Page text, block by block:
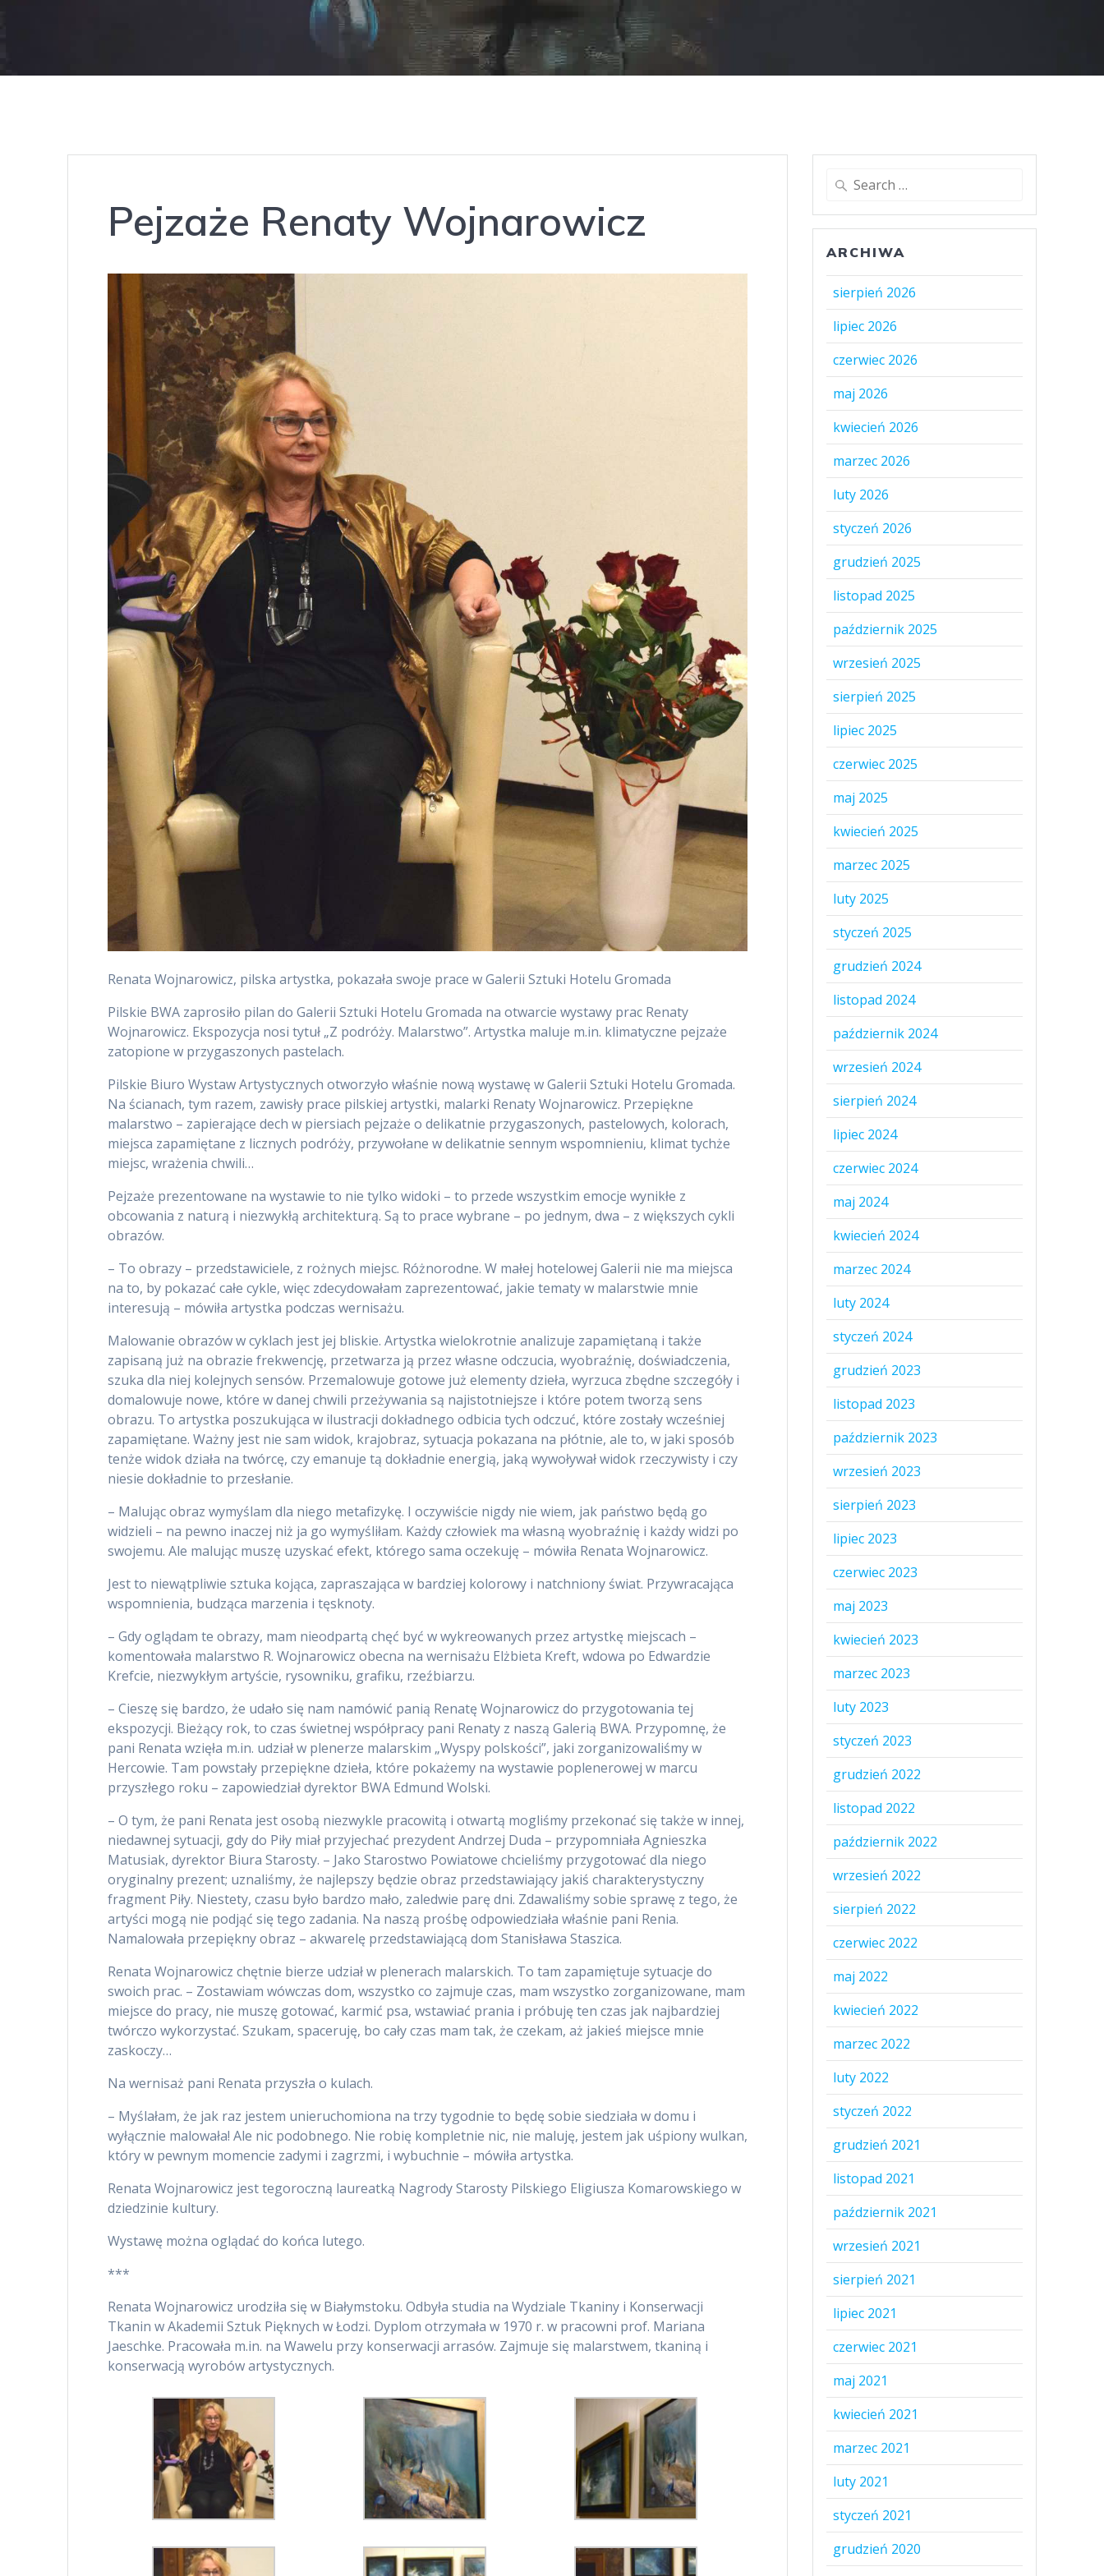
Pejzaże Renaty Wojnarowicz
Renata Wojnarowicz, pilska artystka, pokazała swoje prace w Galerii Sztuki Hotelu Gromada
Pilskie BWA zaprosiło pilan do Galerii Sztuki Hotelu Gromada na otwarcie wystawy prac Renaty
Wojnarowicz. Ekspozycja nosi tytuł „Z podróży. Malarstwo”. Artystka maluje m.in. klimatyczne pejzaże
zatopione w przygaszonych pastelach.
Pilskie Biuro Wystaw Artystycznych otworzyło właśnie nową wystawę w Galerii Sztuki Hotelu Gromada.
Na ścianach, tym razem, zawisły prace pilskiej artystki, malarki Renaty Wojnarowicz. Przepiękne
malarstwo – zapierające dech w piersiach pejzaże o delikatnie przygaszonych, pastelowych, kolorach,
miejsca zapamiętane z licznych podróży, przywołane w delikatnie sennym wspomnieniu, klimat tychże
miejsc, wrażenia chwili…
Pejzaże prezentowane na wystawie to nie tylko widoki – to przede wszystkim emocje wynikłe z
obcowania z naturą i niezwykłą architekturą. Są to prace wybrane – po jednym, dwa – z większych cykli
obrazów.
– To obrazy – przedstawiciele, z rożnych miejsc. Różnorodne. W małej hotelowej Galerii nie ma miejsca
na to, by pokazać całe cykle, więc zdecydowałam zaprezentować, jakie tematy w malarstwie mnie
interesują – mówiła artystka podczas wernisażu.
Malowanie obrazów w cyklach jest jej bliskie. Artystka wielokrotnie analizuje zapamiętaną i także
zapisaną już na obrazie frekwencję, przetwarza ją przez własne odczucia, wyobraźnię, doświadczenia,
szuka dla niej kolejnych sensów. Przemalowuje gotowe już elementy dzieła, wyrzuca zbędne szczegóły i
domalowuje nowe, które w danej chwili przeżywania są najistotniejsze i które potem tworzą sens
obrazu. To artystka poszukująca w ilustracji dokładnego odbicia tych odczuć, które zostały wcześniej
zapamiętane. Ważny jest nie sam widok, krajobraz, sytuacja pokazana na płótnie, ale to, w jaki sposób
tenże widok działa na twórcę, czy emanuje tą dokładnie energią, jaką wywoływał widok rzeczywisty i czy
niesie dokładnie to przesłanie.
– Malując obraz wymyślam dla niego metafizykę. I oczywiście nigdy nie wiem, jak państwo będą go
widzieli – na pewno inaczej niż ja go wymyśliłam. Każdy człowiek ma własną wyobraźnię i każdy widzi po
swojemu. Ale malując muszę uzyskać efekt, którego sama oczekuję – mówiła Renata Wojnarowicz.
Jest to niewątpliwie sztuka kojąca, zapraszająca w bardziej kolorowy i natchniony świat. Przywracająca
wspomnienia, budząca marzenia i tęsknoty.
– Gdy oglądam te obrazy, mam nieodpartą chęć być w wykreowanych przez artystkę miejscach –
komentowała malarstwo R. Wojnarowicz obecna na wernisażu Elżbieta Kreft, wdowa po Edwardzie
Krefcie, niezwykłym artyście, rysowniku, grafiku, rzeźbiarzu.
– Cieszę się bardzo, że udało się nam namówić panią Renatę Wojnarowicz do przygotowania tej
ekspozycji. Bieżący rok, to czas świetnej współpracy pani Renaty z naszą Galerią BWA. Przypomnę, że
pani Renata wzięła m.in. udział w plenerze malarskim „Wyspy polskości”, jaki zorganizowaliśmy w
Hercowie. Tam powstały przepiękne dzieła, które pokażemy na wystawie poplenerowej w marcu
przyszłego roku – zapowiedział dyrektor BWA Edmund Wolski.
– O tym, że pani Renata jest osobą niezwykle pracowitą i otwartą mogliśmy przekonać się także w innej,
niedawnej sytuacji, gdy do Piły miał przyjechać prezydent Andrzej Duda – przypomniała Agnieszka
Matusiak, dyrektor Biura Starosty. – Jako Starostwo Powiatowe chcieliśmy przygotować dla niego
oryginalny prezent; uznaliśmy, że najlepszy będzie obraz przedstawiający jakiś charakterystyczny
fragment Piły. Niestety, czasu było bardzo mało, zaledwie parę dni. Zdawaliśmy sobie sprawę z tego, że
artyści mogą nie podjąć się tego zadania. Na naszą prośbę odpowiedziała właśnie pani Renia.
Namalowała przepiękny obraz – akwarelę przedstawiającą dom Stanisława Staszica.
Renata Wojnarowicz chętnie bierze udział w plenerach malarskich. To tam zapamiętuje sytuacje do
swoich prac. – Zostawiam wówczas dom, wszystko co zajmuje czas, mam wszystko zorganizowane, mam
miejsce do pracy, nie muszę gotować, karmić psa, wstawiać prania i próbuję ten czas jak najbardziej
twórczo wykorzystać. Szukam, spaceruję, bo cały czas mam tak, że czekam, aż jakieś miejsce mnie
zaskoczy…
Na wernisaż pani Renata przyszła o kulach.
– Myślałam, że jak raz jestem unieruchomiona na trzy tygodnie to będę sobie siedziała w domu i
wyłącznie malowała! Ale nic podobnego. Nie robię kompletnie nic, nie maluję, jestem jak uśpiony wulkan,
który w pewnym momencie zadymi i zagrzmi, i wybuchnie – mówiła artystka.
Renata Wojnarowicz jest tegoroczną laureatką Nagrody Starosty Pilskiego Eligiusza Komarowskiego w
dziedzinie kultury.
Wystawę można oglądać do końca lutego.
***
Renata Wojnarowicz urodziła się w Białymstoku. Odbyła studia na Wydziale Tkaniny i Konserwacji
Tkanin w Akademii Sztuk Pięknych w Łodzi. Dyplom otrzymała w 1970 r. w pracowni prof. Mariana
Jaeschke. Pracowała m.in. na Wawelu przy konserwacji arrasów. Zajmuje się malarstwem, tkaniną i
konserwacją wyrobów artystycznych.
Search
ARCHIWA
sierpień 2026
lipiec 2026
czerwiec 2026
maj 2026
kwiecień 2026
marzec 2026
luty 2026
styczeń 2026
grudzień 2025
listopad 2025
październik 2025
wrzesień 2025
sierpień 2025
lipiec 2025
czerwiec 2025
maj 2025
kwiecień 2025
marzec 2025
luty 2025
styczeń 2025
grudzień 2024
listopad 2024
październik 2024
wrzesień 2024
sierpień 2024
lipiec 2024
czerwiec 2024
maj 2024
kwiecień 2024
marzec 2024
luty 2024
styczeń 2024
grudzień 2023
listopad 2023
październik 2023
wrzesień 2023
sierpień 2023
lipiec 2023
czerwiec 2023
maj 2023
kwiecień 2023
marzec 2023
luty 2023
styczeń 2023
grudzień 2022
listopad 2022
październik 2022
wrzesień 2022
sierpień 2022
czerwiec 2022
maj 2022
kwiecień 2022
marzec 2022
luty 2022
styczeń 2022
grudzień 2021
listopad 2021
październik 2021
wrzesień 2021
sierpień 2021
lipiec 2021
czerwiec 2021
maj 2021
kwiecień 2021
marzec 2021
luty 2021
styczeń 2021
grudzień 2020